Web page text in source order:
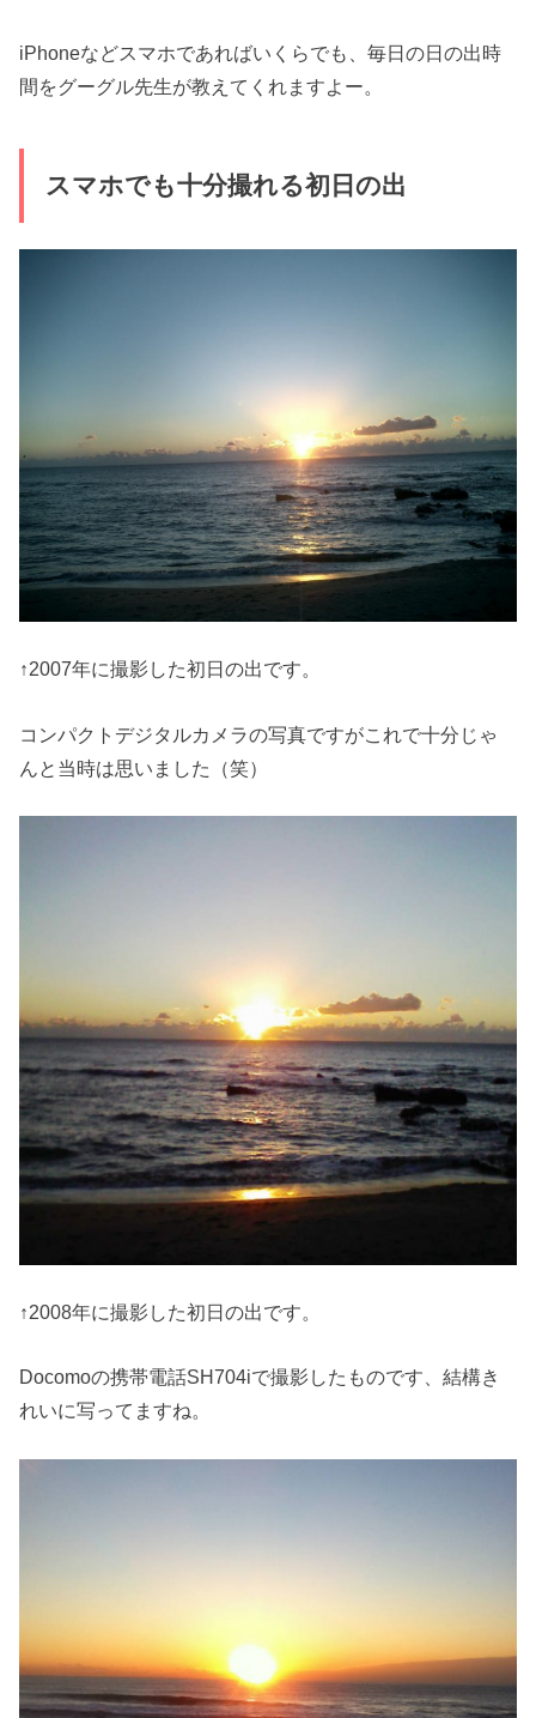
iPhoneなどスマホであればいくらでも、毎日の日の出時
間をグーグル先生が教えてくれますよー。
スマホでも十分撮れる初日の出
↑2007年に撮影した初日の出です。
コンパクトデジタルカメラの写真ですがこれで十分じゃ
んと当時は思いました（笑）
↑2008年に撮影した初日の出です。
Docomoの携帯電話SH704iで撮影したものです、結構き
れいに写ってますね。